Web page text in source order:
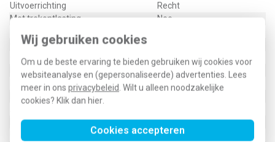
Wij gebruiken cookies
Om u de beste ervaring te bieden gebruiken wij cookies voor
websiteanalyse en (gepersonaliseerde) advertenties. Lees
meer in ons privacybeleid. Wilt u alleen noodzakelijke
cookies? Klik dan hier.
Cookies accepteren
Uitvoerrichting
Recht
Met trekontlasting
Nee
Opdrukveld
Contactuitvoering
Female
Materiaal
Kunststof
Bevestigingswijze
Klauw-/schroefbevestiging
Bussen afgeschermd
Met verlichting
Nee
Nee